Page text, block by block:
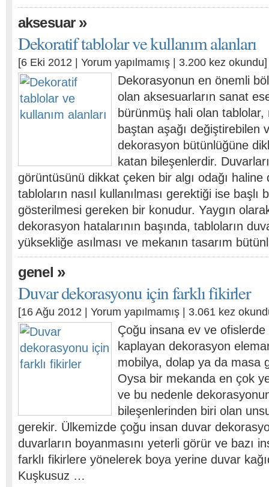
aksesuar»
Dekoratif tablolar ve kullanım alanları
[6 Eki 2012 | Yorum yapılmamış | 3.200 kez okundu]
Dekorasyonun en önemli
olan aksesuarların sanat
bürünmüş hali olan tablolar,
baştan aşağı değiştirebilen
dekorasyon bütünlüğüne
katan bileşenlerdir.
görüntüsünü dikkat çeken bir algı odağı haline
tabloların nasıl kullanılması gerektiği ise başlı
gösterilmesi gereken bir konudur. Yaygın
dekorasyon hatalarının başında, tabloların
yüksekliğe asılması ve mekanın tasarım
genel »
Duvar dekorasyonu için farklı fikirler
[16 Ağu 2012 | Yorum yapılmamış | 3.061 kez
Çoğu insana ev ve
kaplayan dekorasyon
mobilya, dolap ya da masa
Oysa bir mekanda en çok
ve bu nedenle
bileşenlerinden biri olan
gerekir. Ülkemizde çoğu insan duvar
duvarların boyanmasını yeterli görür ve bazı
farklı fikirlere yönelerek boya yerine duvar
Kuşkusuz …